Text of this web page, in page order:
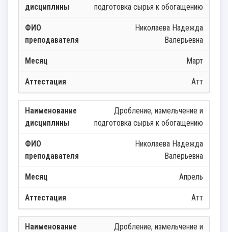
подготовка сырья к обогащению
Николаева Надежда
Валерьевна
Март
Атт
Дробление, измельчение и
подготовка сырья к обогащению
Николаева Надежда
Валерьевна
Апрель
Атт
Дробление, измельчение и